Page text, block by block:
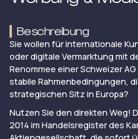
Beschreibung
Sie wollen für internationale
oder digitale Vermarktung mit
Renommee einer Schweizer
stabile Rahmenbedingungen,
strategischen Sitz in Europa?
Nutzen Sie den direkten Weg!
2014 im Handelsregister des